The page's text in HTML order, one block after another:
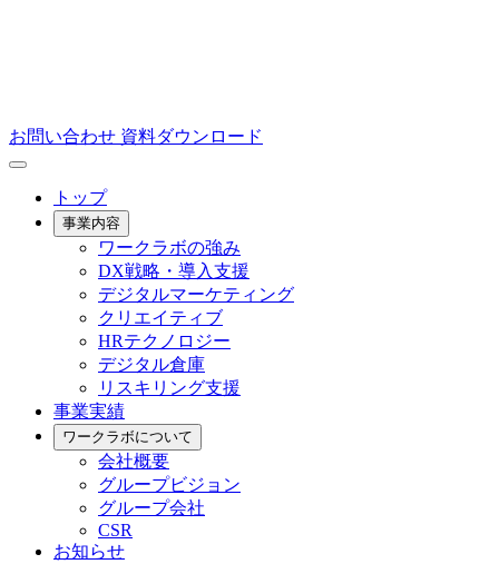
お問い合わせ 資料ダウンロード
トップ
事業内容
ワークラボの強み
DX戦略・導入支援
デジタルマーケティング
クリエイティブ
HRテクノロジー
デジタル倉庫
リスキリング支援
事業実績
ワークラボについて
会社概要
グループビジョン
グループ会社
CSR
お知らせ